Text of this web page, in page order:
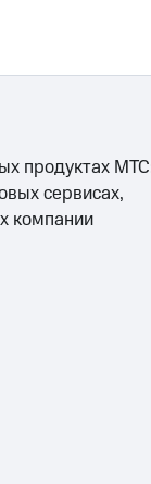
продуктах
сервисах,
компании